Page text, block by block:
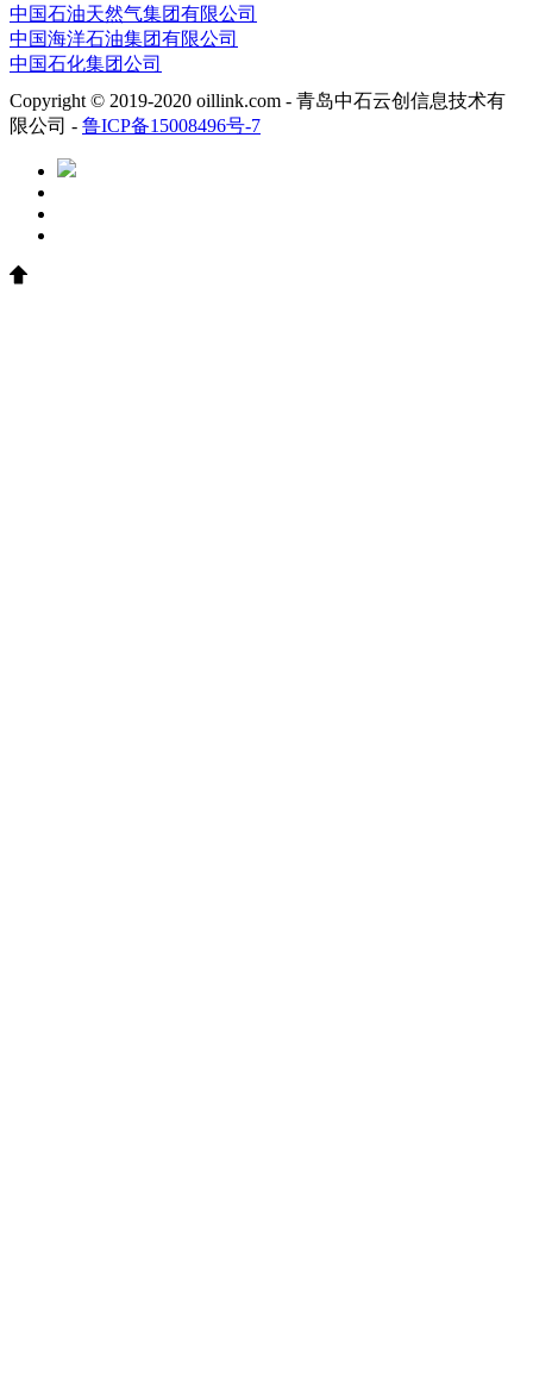
中国石油天然气集团有限公司
中国海洋石油集团有限公司
中国石化集团公司
Copyright © 2019-2020 oillink.com - 青岛中石云创信息技术有
限公司 - 鲁ICP备15008496号-7